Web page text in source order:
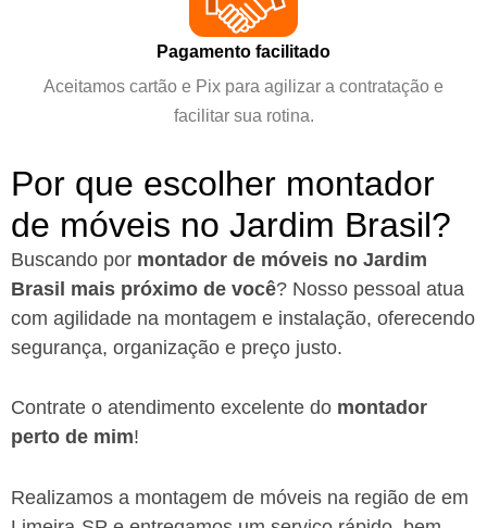
Pagamento facilitado
Aceitamos cartão e Pix para agilizar a contratação e
facilitar sua rotina.
Por que escolher montador
de móveis no Jardim Brasil?
Buscando por montador de móveis no Jardim
Brasil mais próximo de você? Nosso pessoal atua
com agilidade na montagem e instalação, oferecendo
segurança, organização e preço justo.
Contrate o atendimento excelente do montador
perto de mim!
Realizamos a montagem de móveis na região de em